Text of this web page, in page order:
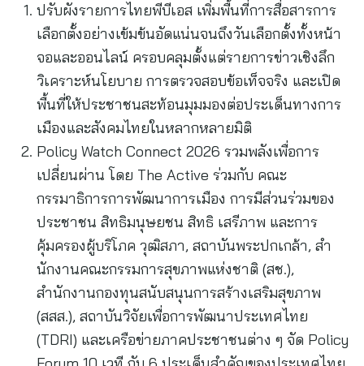
ปรับผังรายการไทยพีบีเอส เพิ่มพื้นที่การสื่อสารการ
เลือกตั้งอย่างเข้มข้นอัดแน่นจนถึงวันเลือกตั้งทั้งหน้า
จอและออนไลน์ ครอบคลุมตั้งแต่รายการข่าวเชิงลึก
วิเคราะห์นโยบาย การตรวจสอบข้อเท็จจริง และเปิด
พื้นที่ให้ประชาชนสะท้อนมุมมองต่อประเด็นทางการ
เมืองและสังคมไทยในหลากหลายมิติ
Policy Watch Connect 2026 รวมพลังเพื่อการ
เปลี่ยนผ่าน โดย The Active ร่วมกับ คณะ
กรรมาธิการการพัฒนาการเมือง การมีส่วนร่วมของ
ประชาชน สิทธิมนุษยชน สิทธิ เสรีภาพ และการ
คุ้มครองผู้บริโภค วุฒิสภา, สถาบันพระปกเกล้า, สํา
นักงานคณะกรรมการสุขภาพแห่งชาติ (สช.),
สำนักงานกองทุนสนับสนุนการสร้างเสริมสุขภาพ
(สสส.), สถาบันวิจัยเพื่อการพัฒนาประเทศไทย
(TDRI) และเครือข่ายภาคประชาชนต่าง ๆ จัด Policy